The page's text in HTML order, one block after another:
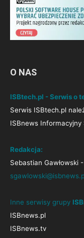
O NAS
ISBtech.pl - Serwis o
Serwis ISBtech.pl
ISBnews
Redakcja:
Sebastian Gawłowski
Inne serwisy grupy
ISBnews.pl
ISBnews.tv